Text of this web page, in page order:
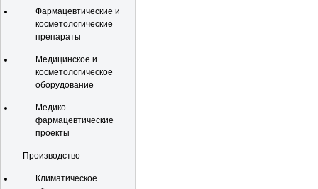
Фармацевтические и
косметологические
препараты
Медицинское и
косметологическое
оборудование
Медико-
фармацевтические
проекты
Производство
Климатическое